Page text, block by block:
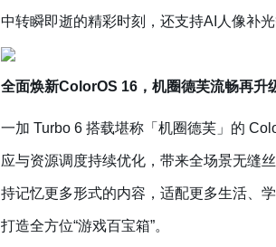
中转瞬即逝的精彩时刻，还支持AI人像补
全面焕新ColorOS 16，机圈德芙流畅再升
一加 Turbo 6 搭载堪称「机圈德芙」的
应与资源调度持续优化，带来全场景无缝
持记忆更多形式的内容，适配更多生活、
打造全方位“游戏百宝箱”。